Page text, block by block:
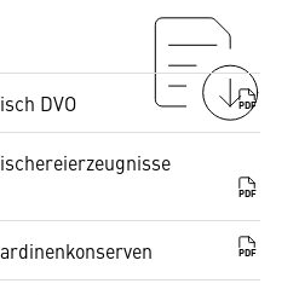
DVO PDF
PDF
PDF